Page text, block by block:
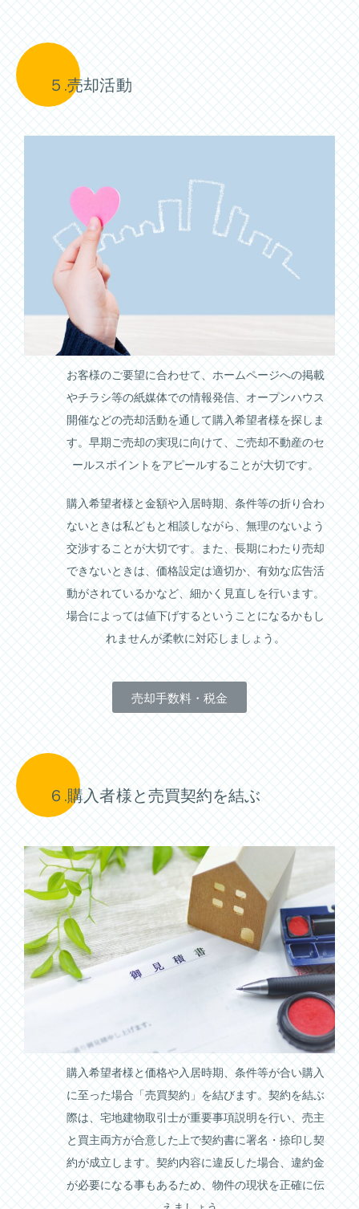
５.売却活動
お客様のご要望に合わせて、ホームページへの掲載
やチラシ等の紙媒体での情報発信、オープンハウス
開催などの売却活動を通して購入希望者様を探しま
す。早期ご売却の実現に向けて、ご売却不動産のセ
ールスポイントをアピールすることが大切です。
購入希望者様と金額や入居時期、条件等の折り合わ
ないときは私どもと相談しながら、無理のないよう
交渉することが大切です。また、長期にわたり売却
できないときは、価格設定は適切か、有効な広告活
動がされているかなど、細かく見直しを行います。
場合によっては値下げするということになるかもし
れませんが柔軟に対応しましょう。
売却手数料・税金
６.購入者様と売買契約を結ぶ
購入希望者様と価格や入居時期、条件等が合い購入
に至った場合「売買契約」を結びます。契約を結ぶ
際は、宅地建物取引士が重要事項説明を行い、売主
と買主両方が合意した上で契約書に署名・捺印し契
約が成立します。契約内容に違反した場合、違約金
が必要になる事もあるため、物件の現状を正確に伝